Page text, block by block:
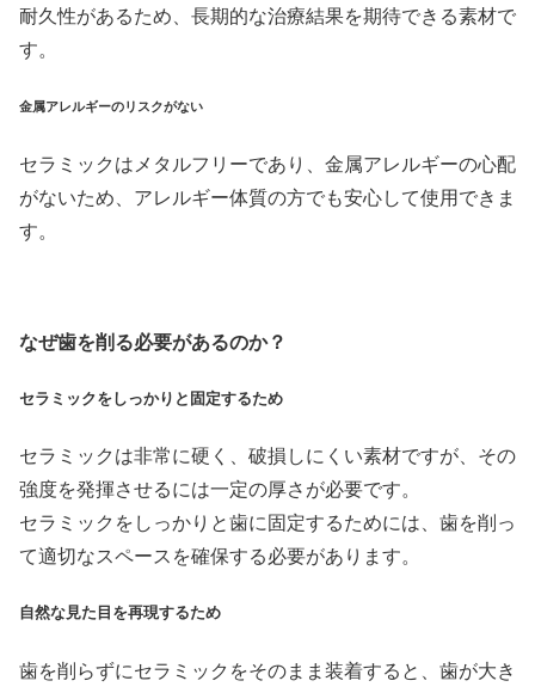
耐久性があるため、長期的な治療結果を期待できる素材で
す。
金属アレルギーのリスクがない
セラミックはメタルフリーであり、金属アレルギーの心配
がないため、アレルギー体質の方でも安心して使用できま
す。
なぜ歯を削る必要があるのか？
セラミックをしっかりと固定するため
セラミックは非常に硬く、破損しにくい素材ですが、その
強度を発揮させるには一定の厚さが必要です。
セラミックをしっかりと歯に固定するためには、歯を削っ
て適切なスペースを確保する必要があります。
自然な見た目を再現するため
歯を削らずにセラミックをそのまま装着すると、歯が大き